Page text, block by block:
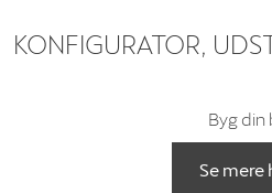
KONFIGURATOR,
Byg din
Se mere